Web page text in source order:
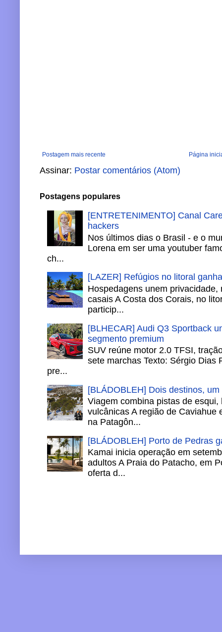
Postagem mais recente Página
Assinar: Postar comentários (Atom)
Postagens populares
[ENTRETENIMENTO] Canal
hackers
Nos últimos dias o Brasil - e o
Lorena em ser uma youtuber
ch...
[LAZER] Refúgios no litoral
Hospedagens unem
casais A Costa dos Corais, no
particip...
[BLHECAR] Audi Q3 Sportback
segmento premium
SUV reúne motor 2.0 TFSI,
sete marchas Texto: Sérgio Dias
pre...
[BLÁDOBLEH] Dois destinos,
Viagem combina pistas de
vulcânicas A região de Caviahue
na Patagôn...
[BLÁDOBLEH] Porto de Pedras
Kamai inicia operação em
adultos A Praia do Patacho, em
oferta d...